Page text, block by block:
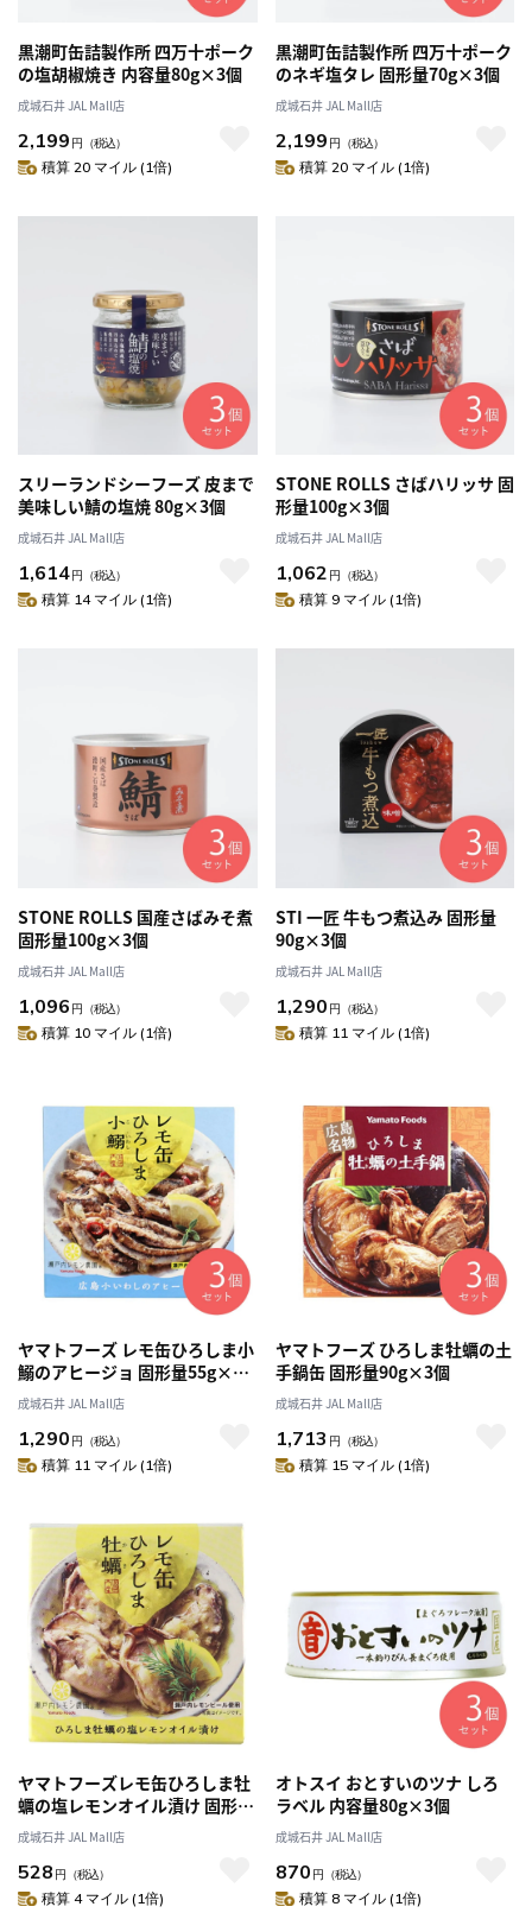
黒潮町缶詰製作所 四万十ポーク
の塩胡椒焼き 内容量80g×3個
成城石井 JAL Mall店
2,199 円 （税込）
積算 20 マイル (1倍)
黒潮町缶詰製作所 四万十ポーク
のネギ塩タレ 固形量70g×3個
成城石井 JAL Mall店
2,199 円 （税込）
積算 20 マイル (1倍)
スリーランドシーフーズ 皮まで
美味しい鯖の塩焼 80g×3個
成城石井 JAL Mall店
1,614円 （税込）
積算 14 マイル (1倍)
STONE ROLLS さばハリッサ 固
形量100g×3個
成城石井 JAL Mall店
1,062 円 （税込）
積算 9 マイル (1倍)
STONE ROLLS 国産さばみそ煮
固形量100g×3個
成城石井 JAL Mall店
1,096 円 （税込）
積算 10 マイル (1倍)
STI 一匠 牛もつ煮込み 固形量
90g×3個
成城石井 JAL Mall店
1,290 円 （税込）
積算 11 マイル (1倍)
ヤマトフーズ レモ缶ひろしま小
鰯のアヒージョ 固形量55g×3
個
成城石井 JAL Mall店
1,290 円 （税込）
積算 11 マイル (1倍)
ヤマトフーズ ひろしま牡蠣の土
手鍋缶 固形量90g×3個
成城石井 JAL Mall店
1,713 円 （税込）
積算 15 マイル (1倍)
ヤマトフーズレモ缶ひろしま牡
蠣の塩レモンオイル漬け 固形量
40g
成城石井 JAL Mall店
528 円 （税込）
積算 4 マイル (1倍)
オトスイ おとすいのツナ しろ
ラベル 内容量80g×3個
成城石井 JAL Mall店
870 円 （税込）
積算 8 マイル (1倍)